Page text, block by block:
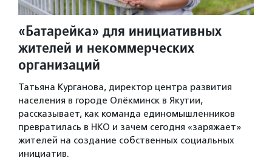
«Батарейка» для инициативных
жителей и некоммерческих
организаций
Татьяна Курганова, директор центра развития
населения в городе Олёкминск в Якутии,
рассказывает, как команда единомышленников
превратилась в НКО и зачем сегодня «заряжает»
жителей на создание собственных социальных
инициатив.